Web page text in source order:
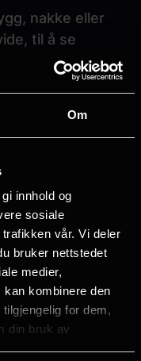
Om
innhold og
sosiale
vår. Vi deler
bruker nettstedet
medier,
kombinere den
for dem,
din bruk av
nakke eller
til å se
alle våre
i 1 år fra
både ved kjøp
med opptil
er under 6